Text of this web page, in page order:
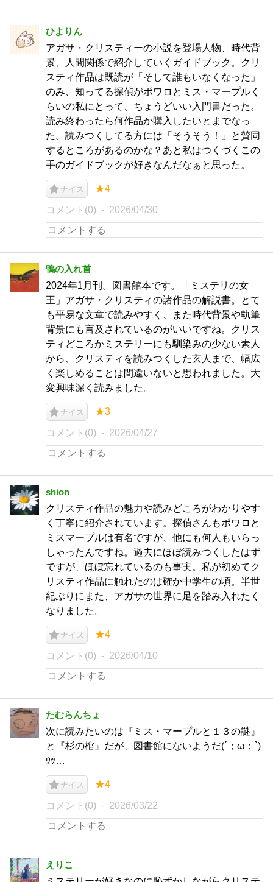
ひよりん
アガサ・クリスティーの小説を登場人物、時代背
景、人間関係で紹介していくガイドブック。クリ
スティ作品は既読が「そして誰もいなくなった」
のみ、知ってる探偵がポワロとミス・マープルく
らいの私にとって、ちょうどいい入門書だった。
読み終わったら何作品か購入したいとまでなっ
た。読みつくしてる方には「そうそう！」と賛同
するところがあるのかな？あと私はつくづくこの
手のガイドブックが好きなんだなぁと思った。
ナイス ★4
コメント(0) 2026/04/30
鴨の入れ首
2024年1月刊。図書館本です。「ミステリの女
王」アガサ・クリスティの諸作品の解説書。とて
も平易な文章で読みやすく、また時代背景や執筆
背景にも言及されているのがいいですね。クリス
ティどころかミステリーにも馴染みの少ない素人
から、クリスティを読みつくした玄人まで、幅広
く楽しめることは間違いないと思われました。大
変興味深く読みました。
ナイス ★3
コメント(0) 2026/04/27
shion
クリスティ作品の魅力や読みどころがわかりやす
く丁寧に紹介されています。探偵さんもポワロと
ミスマープルは有名ですが、他にも何人もいらっ
しゃったんですね。過去にほぼ読みつくしたはず
ですが、ほぼ忘れているのも事実。私が初めてク
リスティ作品に触れたのは確か中学生の頃。半世
紀ぶりにまた、アガサの世界に足を踏み入れたく
なりました。
ナイス ★4
コメント(0) 2026/04/10
たむらんちょ
次に読みたいのは『ミス・マープルと１３の謎』
と『杉の棺』だが、図書館にないようだ(´；ω；`)
ｳｯ…
ナイス ★4
コメント(0) 2026/03/22
えりこ